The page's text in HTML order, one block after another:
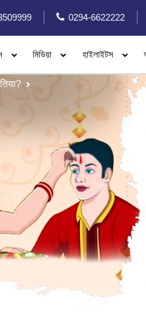
0294-6622222
মিডিয়া হাইলাইটস